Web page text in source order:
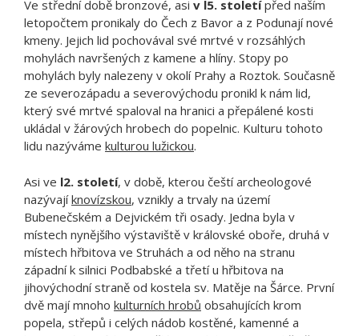
Ve střední době bronzové, asi v l5. stoletípřed naším
letopočtem pronikaly do Čech z Bavor a z Podunají nové
kmeny. Jejich lid pochovával své mrtvé v rozsáhlých
mohylách navršených z kamene a hlíny. Stopy po
mohylách byly nalezeny v okolí Prahy a Roztok. Současně
ze severozápadu a severovýchodu pronikl k nám lid,
který své mrtvé spaloval na hranici a přepálené kosti
ukládal v žárových hrobech do popelnic. Kulturu tohoto
lidu nazýváme kulturou lužickou.
Asi ve l2. století, v době, kterou čeští archeologové
nazývajíknovízskou, vznikly a trvaly na území
Bubenečském a Dejvickém tři osady. Jedna byla v
místech nynějšího výstaviště v královské oboře, druhá v
místech hřbitova ve Struhách a od něho na stranu
západní k silnici Podbabské a třetí u hřbitova na
jihovýchodní straně od kostela sv. Matěje na Šárce. První
dvě mají mnoho kulturních hrobů obsahujících krom
popela, střepů i celých nádob kostěné, kamenné a